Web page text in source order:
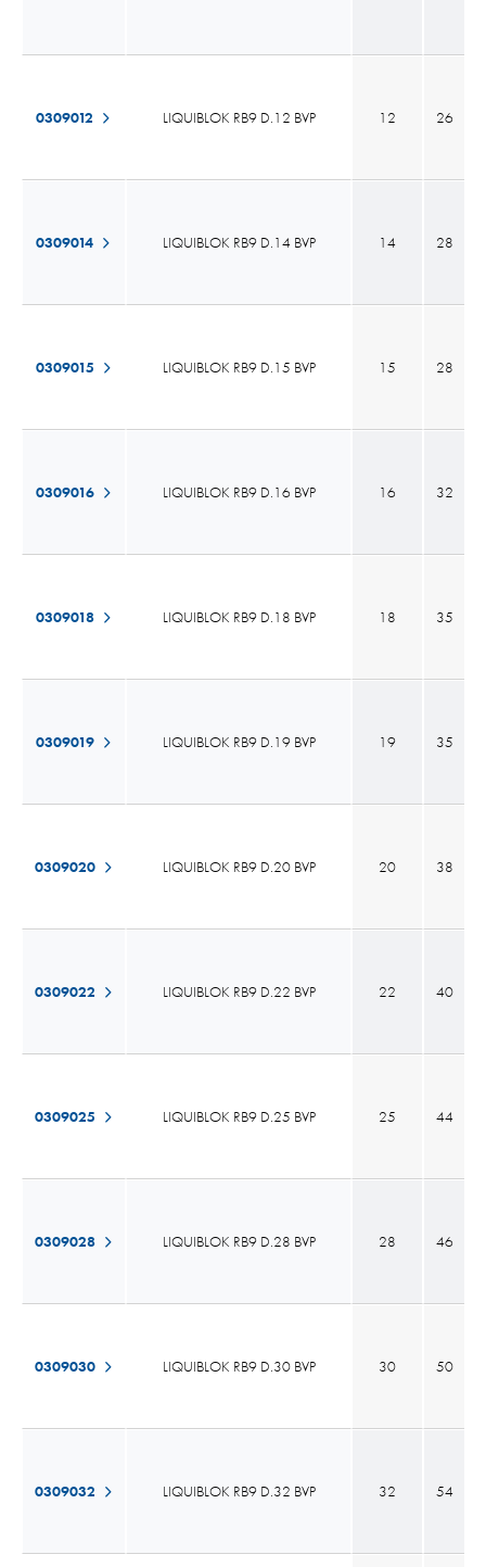
0309012 LIQUIBLOK RB9 D.12 BVP
0309014 LIQUIBLOK RB9 D.14 BVP
0309015 LIQUIBLOK RB9 D.15 BVP
0309016 LIQUIBLOK RB9 D.16 BVP
0309018 LIQUIBLOK RB9 D.18 BVP
0309019 LIQUIBLOK RB9 D.19 BVP
0309020 LIQUIBLOK RB9 D.20 BVP
0309022 LIQUIBLOK RB9 D.22 BVP
0309025 LIQUIBLOK RB9 D.25 BVP
0309028 LIQUIBLOK RB9 D.28 BVP
0309030 LIQUIBLOK RB9 D.30 BVP
0309032 LIQUIBLOK RB9 D.32 BVP
12 26
14 28
15 28
16 32
18 35
19 35
20 38
22 40
25 44
28 46
30 50
32 54